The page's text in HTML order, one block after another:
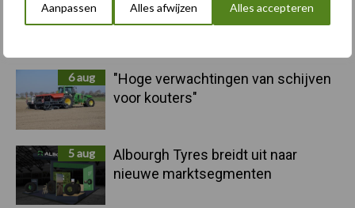
Aanpassen Alles afwijzen Alles accepteren
Primaire
Sidebar
6 aug
"Hoge verwachtingen van schijven
voor kouters"
5 aug
Albourgh Tyres breidt uit naar
nieuwe marktsegmenten